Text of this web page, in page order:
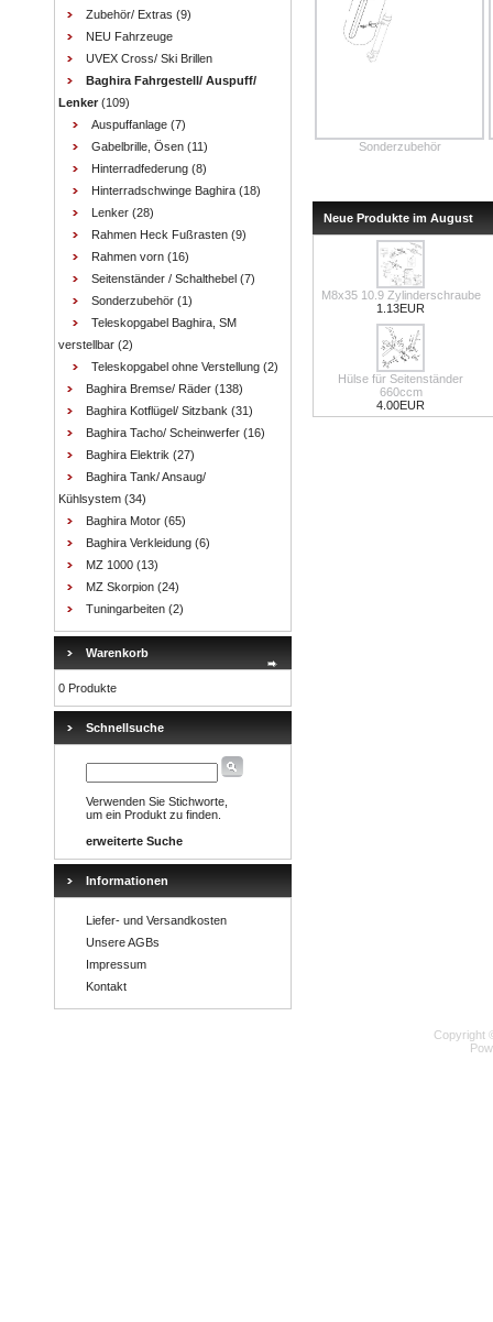
Zubehör/ Extras (9)
NEU Fahrzeuge
UVEX Cross/ Ski Brillen
Baghira Fahrgestell/ Auspuff/
Lenker (109)
Auspuffanlage (7)
Gabelbrille, Ösen (11)
Hinterradfederung (8)
Hinterradschwinge Baghira (18)
Lenker (28)
Rahmen Heck Fußrasten (9)
Rahmen vorn (16)
Seitenständer / Schalthebel (7)
Sonderzubehör (1)
Teleskopgabel Baghira, SM
verstellbar (2)
Teleskopgabel ohne Verstellung (2)
Baghira Bremse/ Räder (138)
Baghira Kotflügel/ Sitzbank (31)
Baghira Tacho/ Scheinwerfer (16)
Baghira Elektrik (27)
Baghira Tank/ Ansaug/
Kühlsystem (34)
Baghira Motor (65)
Baghira Verkleidung (6)
MZ 1000 (13)
MZ Skorpion (24)
Tuningarbeiten (2)
Warenkorb
0 Produkte
Schnellsuche
Verwenden Sie Stichworte,
um ein Produkt zu finden.
erweiterte Suche
Informationen
Liefer- und Versandkosten
Unsere AGBs
Impressum
Kontakt
Sonderzubehör
Neue Produkte im August
M8x35 10.9 Zylinderschraube
1.13EUR
Hülse für Seitenständer
660ccm
4.00EUR
Copyright